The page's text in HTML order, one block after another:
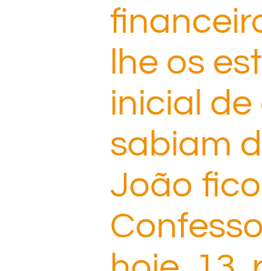
lhe os
inicial
sabiam
João